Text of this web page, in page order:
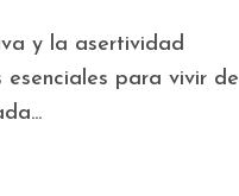
esenciales para vivir de